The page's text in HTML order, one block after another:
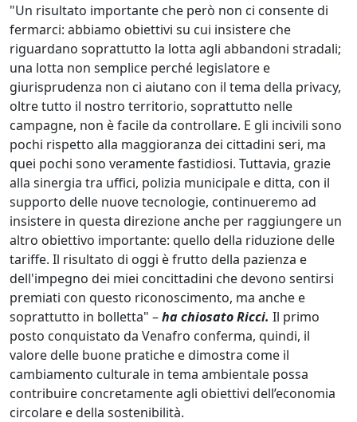
"Un risultato importante che però non ci consente di
fermarci: abbiamo obiettivi su cui insistere che
riguardano soprattutto la lotta agli abbandoni stradali;
una lotta non semplice perché legislatore e
giurisprudenza non ci aiutano con il tema della privacy,
oltre tutto il nostro territorio, soprattutto nelle
campagne, non è facile da controllare. E gli incivili sono
pochi rispetto alla maggioranza dei cittadini seri, ma
quei pochi sono veramente fastidiosi. Tuttavia, grazie
alla sinergia tra uffici, polizia municipale e ditta, con il
supporto delle nuove tecnologie, continueremo ad
insistere in questa direzione anche per raggiungere un
altro obiettivo importante: quello della riduzione delle
tariffe. Il risultato di oggi è frutto della pazienza e
dell'impegno dei miei concittadini che devono sentirsi
premiati con questo riconoscimento, ma anche e
soprattutto in bolletta" –ha chiosato Ricci. Il primo
posto conquistato da Venafro conferma, quindi, il
valore delle buone pratiche e dimostra come il
cambiamento culturale in tema ambientale possa
contribuire concretamente agli obiettivi dell’economia
circolare e della sostenibilità.